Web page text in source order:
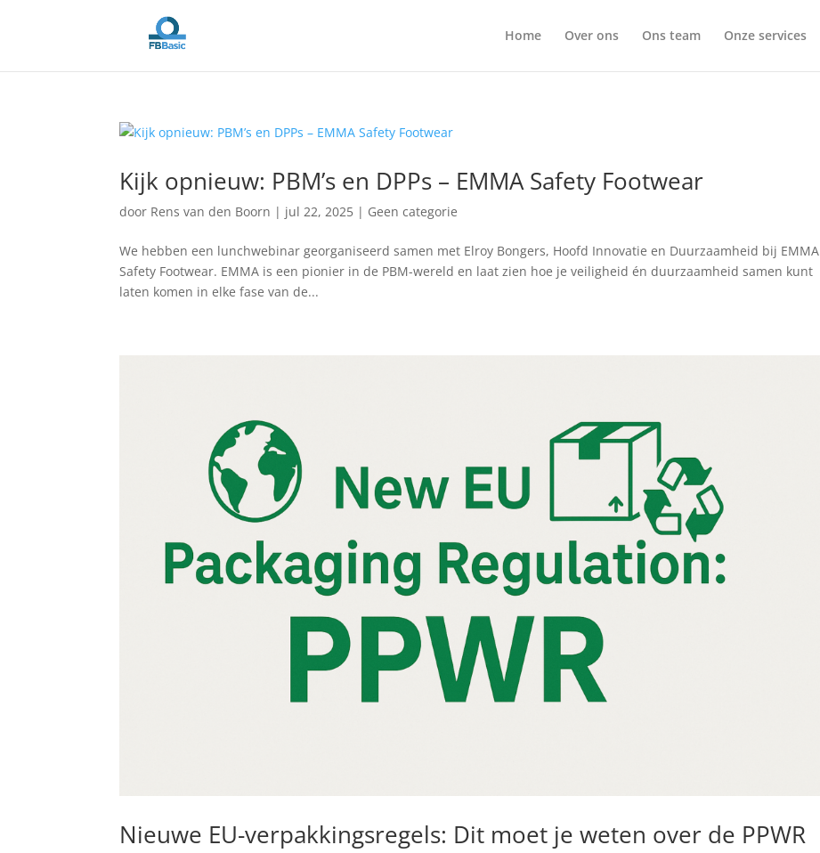
Home Over ons Ons team Onze services
Kijk opnieuw: PBM’s en DPPs – EMMA Safety Footwear
door Rens van den Boorn | jul 22, 2025 | Geen categorie
We hebben een lunchwebinar georganiseerd samen met Elroy Bongers, Hoofd Innovatie en Duurzaamheid bij EMMA
Safety Footwear. EMMA is een pionier in de PBM-wereld en laat zien hoe je veiligheid én duurzaamheid samen kunt
laten komen in elke fase van de...
Nieuwe EU-verpakkingsregels: Dit moet je weten over de PPWR